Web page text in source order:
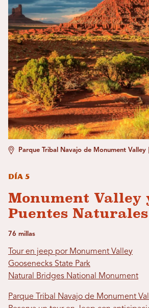
Parque Tribal Navajo de Monument Valley
Día 5
Monument Valley
Puentes Naturales
76 millas
Tour en jeep por Monument Valley
Goosenecks State Park
Natural Bridges National Monument
Parque Tribal Navajo de Monument